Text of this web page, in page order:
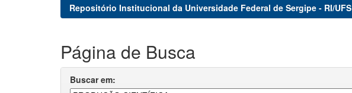
Repositório Institucional da Universidade Federal de Sergipe - RI/UFS
Página de Busca
Buscar em: